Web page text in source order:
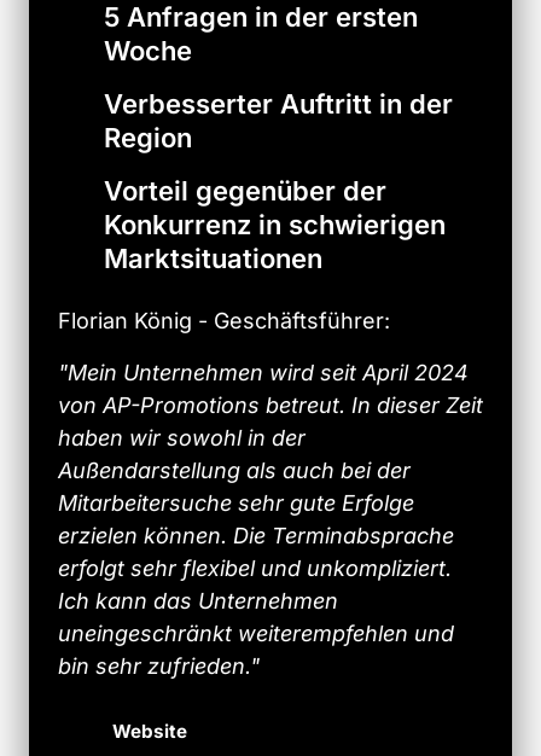
5 Anfragen in der ersten
Woche
Verbesserter Auftritt in der
Region
Vorteil gegenüber der
Konkurrenz in schwierigen
Marktsituationen
Florian König - Geschäftsführer:
"Mein Unternehmen wird seit April 2024
von AP-Promotions betreut. In dieser Zeit
haben wir sowohl in der
Außendarstellung als auch bei der
Mitarbeitersuche sehr gute Erfolge
erzielen können. Die Terminabsprache
erfolgt sehr flexibel und unkompliziert.
Ich kann das Unternehmen
uneingeschränkt weiterempfehlen und
bin sehr zufrieden."
Website